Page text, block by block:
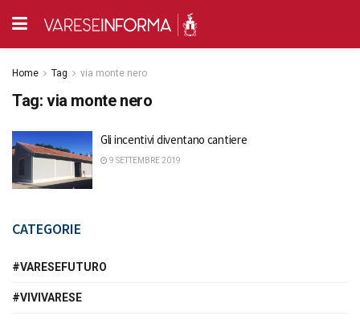
Home Tag via monte nero
Tag: via monte nero
Gli incentivi diventano cantiere
9 SETTEMBRE 2019
CATEGORIE
#VARESEFUTURO
#VIVIVARESE